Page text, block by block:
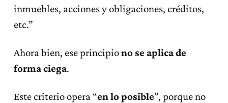
inmuebles, acciones y obligaciones, créditos,
etc.”
Ahora bien, ese principiono se aplica de
forma ciega.
Este criterio opera “en lo posible”, porque no